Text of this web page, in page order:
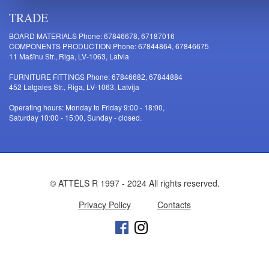
TRADE
BOARD MATERIALS Phone: 67846678, 67187016
COMPONENTS PRODUCTION Phone: 67844864, 67846675
11 Mašīnu Str., Riga, LV-1063, Latvia
FURNITURE FITTINGS Phone: 67846682, 67844884
452 Latgales Str., Riga, LV-1063, Latvija
Operating hours: Monday to Friday 9:00 - 18:00,
Saturday 10:00 - 15:00, Sunday - closed.
© ATTĒLS R 1997 - 2024 All rights reserved.
Privacy Policy
Contacts